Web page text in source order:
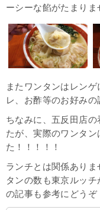
ーシーな餡がたまりま
またワンタンはレン
レ、お酢等のお好みの
ちなみに、五反田店
たが、実際のワンタ
た！！！！！
ランチとは関係あり
タンの数も東京ルッ
の記事も参考にどうぞ